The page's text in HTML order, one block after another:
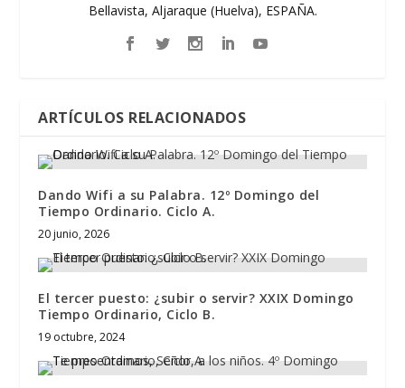
Bellavista, Aljaraque (Huelva), ESPAÑA.
ARTÍCULOS RELACIONADOS
Dando Wifi a su Palabra. 12º Domingo del
Tiempo Ordinario. Ciclo A.
20 junio, 2026
El tercer puesto: ¿subir o servir? XXIX Domingo
Tiempo Ordinario, Ciclo B.
19 octubre, 2024